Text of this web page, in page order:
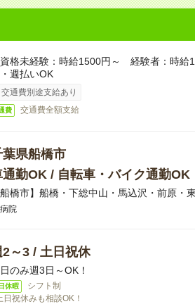
格未経験：時給1500円～ 経験者：時
週払いOK
交通費別途支給あり
費 交通費全額支給
葉県船橋市
通勤OK / 自転車・バイク通勤OK
船橋市】船橋・下総中山・馬込沢・前原・
病院
2～3 / 土日祝休
のみ週3日～OK！
休暇
シフト制
祝休みも相談OK！